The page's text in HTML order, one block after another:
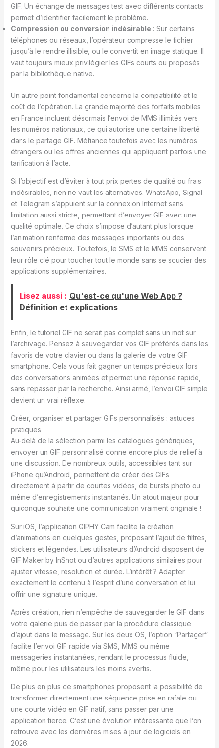
GIF. Un échange de messages test avec différents contacts
permet d’identifier facilement le problème.
Compression ou conversion indésirable : Sur certains
téléphones ou réseaux, l’opérateur compresse le fichier
jusqu’à le rendre illisible, ou le convertit en image statique. Il
vaut toujours mieux privilégier les GIFs courts ou proposés
par la bibliothèque native.
Un autre point fondamental concerne la compatibilité et le
coût de l’opération. La grande majorité des forfaits mobiles
en France incluent désormais l’envoi de MMS illimités vers
les numéros nationaux, ce qui autorise une certaine liberté
dans le partage GIF. Méfiance toutefois avec les numéros
étrangers ou les offres anciennes qui appliquent parfois une
tarification à l’acte.
Si l’objectif est d’éviter à tout prix pertes de qualité ou frais
indésirables, rien ne vaut les alternatives. WhatsApp, Signal
et Telegram s’appuient sur la connexion Internet sans
limitation aussi stricte, permettant d’envoyer GIF avec une
qualité optimale. Ce choix s’impose d’autant plus lorsque
l’animation renferme des messages importants ou des
souvenirs précieux. Toutefois, le SMS et le MMS conservent
leur rôle clé pour toucher tout le monde sans se soucier des
applications supplémentaires.
Lisez aussi : Qu'est-ce qu'une Web App ?
Définition et explications
Enfin, le tutoriel GIF ne serait pas complet sans un mot sur
l’archivage. Pensez à sauvegarder vos GIF préférés dans les
favoris de votre clavier ou dans la galerie de votre GIF
smartphone. Cela vous fait gagner un temps précieux lors
des conversations animées et permet une réponse rapide,
sans repasser par la recherche. Ainsi armé, l’envoi GIF simple
devient un vrai réflexe.
Créer, organiser et partager GIFs personnalisés : astuces
pratiques
Au-delà de la sélection parmi les catalogues génériques,
envoyer un GIF personnalisé donne encore plus de relief à
une discussion. De nombreux outils, accessibles tant sur
iPhone qu’Android, permettent de créer des GIFs
directement à partir de courtes vidéos, de bursts photo ou
même d’enregistrements instantanés. Un atout majeur pour
quiconque souhaite une communication vraiment originale !
Sur iOS, l’application GIPHY Cam facilite la création
d’animations en quelques gestes, proposant l’ajout de filtres,
stickers et légendes. Les utilisateurs d’Android disposent de
GIF Maker by InShot ou d’autres applications similaires pour
ajuster vitesse, résolution et durée. L’intérêt ? Adapter
exactement le contenu à l’esprit d’une conversation et lui
offrir une signature unique.
Après création, rien n’empêche de sauvegarder le GIF dans
votre galerie puis de passer par la procédure classique
d’ajout dans le message. Sur les deux OS, l’option “Partager”
facilite l’envoi GIF rapide via SMS, MMS ou même
messageries instantanées, rendant le processus fluide,
même pour les utilisateurs les moins avertis.
De plus en plus de smartphones proposent la possibilité de
transformer directement une séquence prise en rafale ou
une courte vidéo en GIF natif, sans passer par une
application tierce. C’est une évolution intéressante que l’on
retrouve avec les dernières mises à jour de logiciels en
2026.